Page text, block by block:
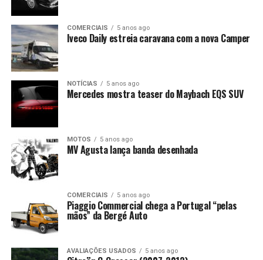
COMERCIAIS 5 anos ago
Iveco Daily estreia caravana com a nova Camper
NOTÍCIAS 5 anos ago
Mercedes mostra teaser do Maybach EQS SUV
MOTOS 5 anos ago
MV Agusta lança banda desenhada
COMERCIAIS 5 anos ago
Piaggio Commercial chega a Portugal “pelas
mãos” da Bergé Auto
AVALIAÇÕES USADOS 5 anos ago